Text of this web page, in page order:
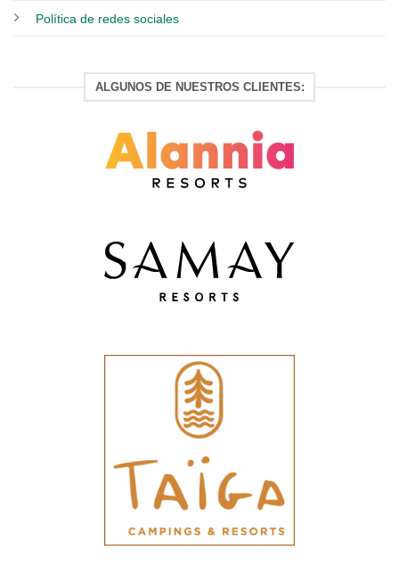
Política de redes sociales
ALGUNOS DE NUESTROS CLIENTES: